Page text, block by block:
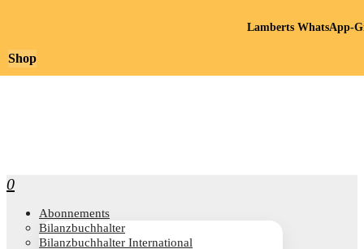
0
Abon­ne­ments
Bilanz­buch­hal­ter
Bilanz­buch­hal­ter International
Shop
Lamberts WhatsApp-